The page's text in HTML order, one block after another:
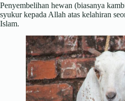
Penyembelihan hewan (biasanya
syukur kepada Allah atas kelahiran
Islam.